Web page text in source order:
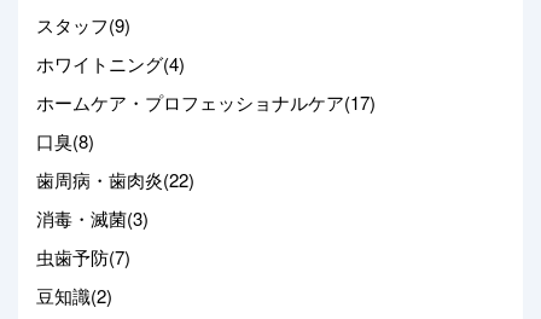
スタッフ(9)
ホワイトニング(4)
ホームケア・プロフェッショナルケア(17)
口臭(8)
歯周病・歯肉炎(22)
消毒・滅菌(3)
虫歯予防(7)
豆知識(2)